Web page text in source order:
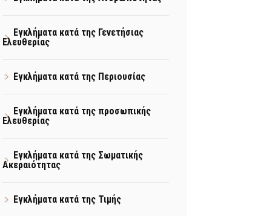
Εγκλήματα κατά της Γενετήσιας
Ελευθερίας
Εγκλήματα κατά της Περιουσίας
Εγκλήματα κατά της προσωπικής
Ελευθερίας
Εγκλήματα κατά της Σωματικής
Ακεραιότητας
Εγκλήματα κατά της Τιμής